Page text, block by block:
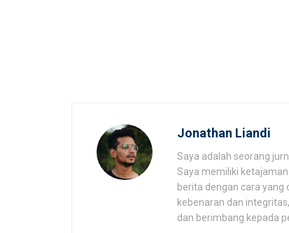
Jonathan Liandi
Saya adalah seorang
Saya memiliki
berita dengan cara
kebenaran dan
dan berimbang kepada